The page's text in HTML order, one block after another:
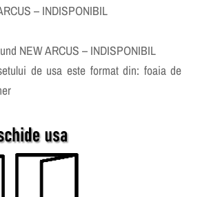
– INDISPONIBIL
NEW ARCUS – INDISPONIBIL
de usa este format din: foaia de